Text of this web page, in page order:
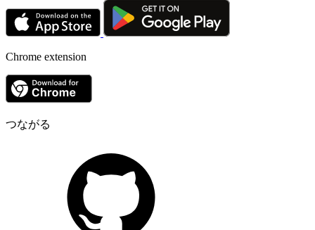
Chrome extension
つながる